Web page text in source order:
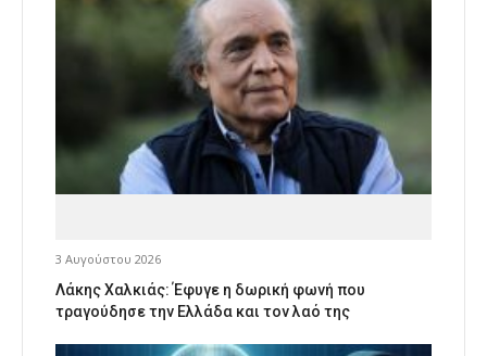
3 Αυγούστου 2026
Λάκης Χαλκιάς: Έφυγε η δωρική φωνή που
τραγούδησε την Ελλάδα και τον λαό της